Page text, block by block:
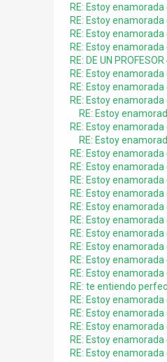
RE: Estoy
RE: Estoy
RE: Estoy
RE: Estoy
RE: DE UN PROFESOR
RE: Estoy
RE: Estoy
RE: Estoy
RE: Estoy
RE: Estoy
RE: Estoy
RE: Estoy
RE: Estoy
RE: Estoy
RE: Estoy
RE: Estoy
RE: Estoy
RE: Estoy
RE: Estoy
RE: Estoy
RE: Estoy
RE: te entiendo
RE: Estoy
RE: Estoy
RE: Estoy
RE: Estoy
RE: Estoy